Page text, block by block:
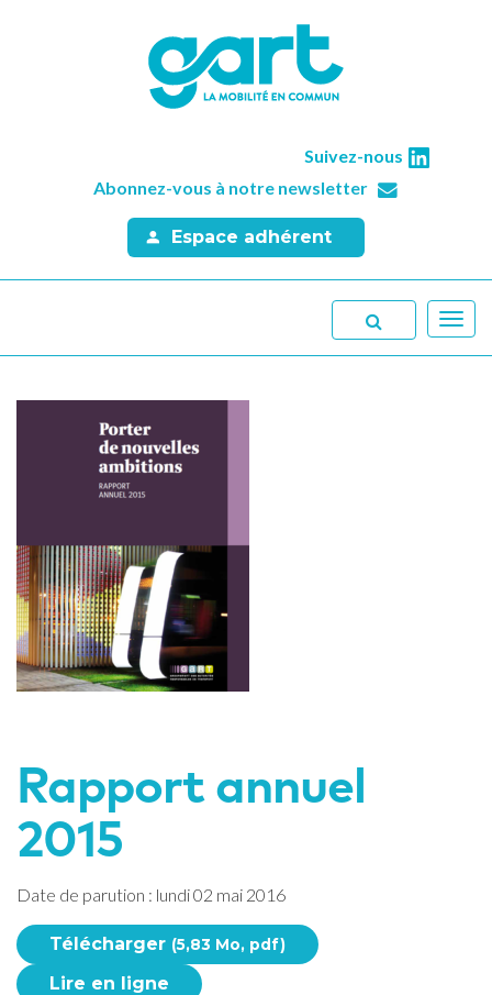
Suivez-nous
Abonnez-vous à notre newsletter
Espace adhérent
Rapport annuel
2015
Date de parution : lundi 02 mai 2016
Télécharger (5,83 Mo, pdf)
Lire en ligne